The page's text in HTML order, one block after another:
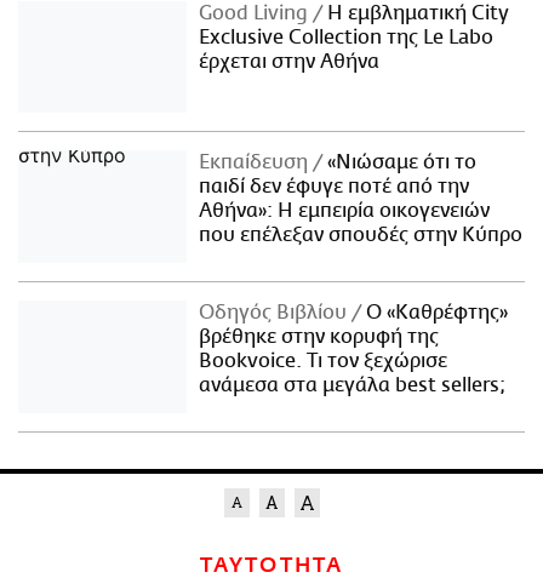
Good Living
Η εμβληματική City
Exclusive Collection της Le Labo
έρχεται στην Αθήνα
Εκπαίδευση
«Νιώσαμε ότι το
παιδί δεν έφυγε ποτέ από την
Αθήνα»: Η εμπειρία οικογενειών
που επέλεξαν σπουδές στην Κύπρο
Οδηγός Βιβλίου
Ο «Καθρέφτης»
βρέθηκε στην κορυφή της
Bookvoice. Τι τον ξεχώρισε
ανάμεσα στα μεγάλα best sellers;
ΤΑΥΤΟΤΗΤΑ